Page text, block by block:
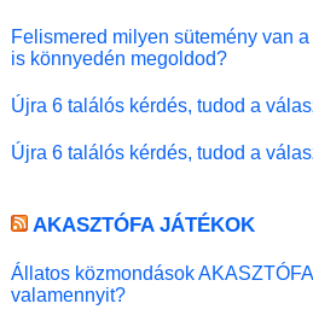
Felismered milyen sütemény van
is könnyedén megoldod?
Újra 6 találós kérdés, tudod a
Újra 6 találós kérdés, tudod a
AKASZTÓFA JÁTÉKOK
Állatos közmondások
valamennyit?